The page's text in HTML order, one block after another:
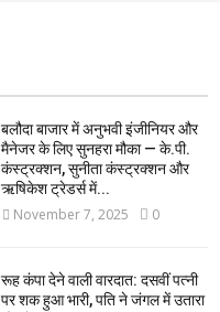
बलौदा बाजार में अनुभवी इंजीनियर और
मैनेजर के लिए सुनहरा मौका — के.पी.
कंस्ट्रक्शन, सुनीता कंस्ट्रक्शन और
ऋषिकेश ट्रेडर्स में...
November 7, 2025 0
रूह कंपा देने वाली वारदात: दसवीं पत्नी
पर शक हुआ भारी, पति ने जंगल में उतारा